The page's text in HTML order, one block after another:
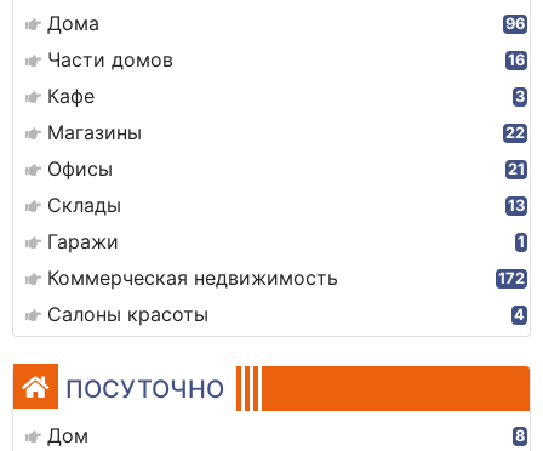
Дома 96
Части домов 16
Кафе 3
Магазины 22
Офисы 21
Склады 13
Гаражи 1
Коммерческая недвижимость 172
Салоны красоты 4
ПОСУТОЧНО
Дом 8